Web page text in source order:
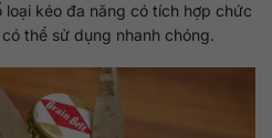
loại kéo đa năng có tích hợp chức
thể sử dụng nhanh chóng.